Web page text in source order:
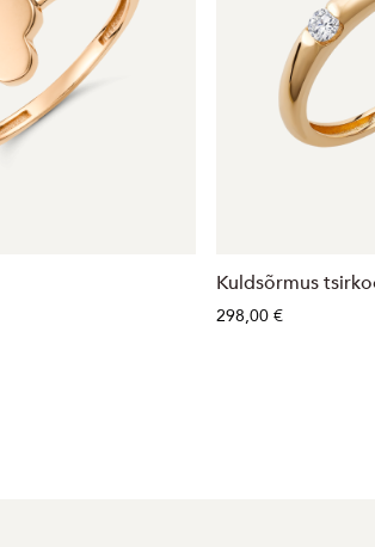
Kuldsõrmus
298,00 €